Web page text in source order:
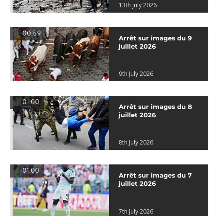
13th July 2026
00:59
Arrêt sur images du 9
juillet 2026
9th July 2026
01:00
Arrêt sur images du 8
juillet 2026
8th July 2026
01:00
Arrêt sur images du 7
juillet 2026
7th July 2026